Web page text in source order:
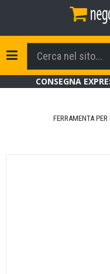
Toggle Navigation
CONSEGNA
FERRAMENTA PER